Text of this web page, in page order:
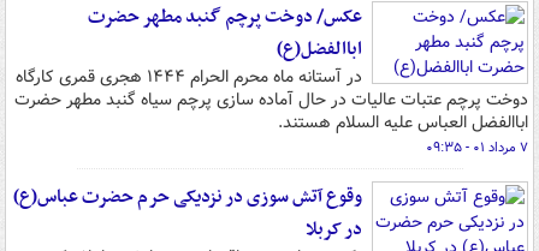
عکس/ دوخت پرچم گنبد مطهر حضرت
اباالفضل(ع)
در آستانه ماه محرم الحرام ۱۴۴۴ هجری قمری کارگاه
دوخت پرچم عتبات عالیات در حال آماده سازی پرچم سیاه گنبد مطهر حضرت
اباالفضل العباس علیه السلام هستند.
۷ مرداد ۰۱ - ۰۹:۳۵
وقوع آتش سوزی در نزدیکی حرم حضرت عباس(ع)
در کربلا